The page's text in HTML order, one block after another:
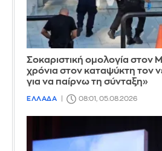
Σοκαριστική ομολογία στον
χρόνια στον καταψύκτη τον
για να παίρνω τη σύνταξη»
ΕΛΛΑΔΑ 08:01, 05.08.2026